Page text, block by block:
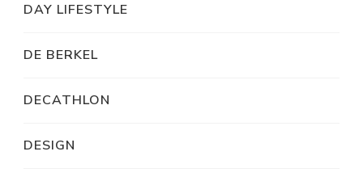
DAY LIFESTYLE
DE BERKEL
DECATHLON
DESIGN